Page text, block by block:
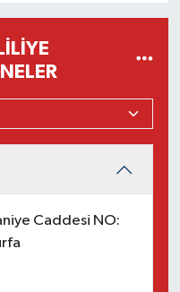
Caddesi NO: